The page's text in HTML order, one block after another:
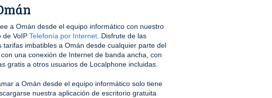
a Omán desde el equipo informático con nuestro
de VoIP Telefonía por Internet . Disfrute de las
tarifas imbatibles a Omán desde cualquier parte del
una conexión de Internet de banda ancha, con
gratis a otros usuarios de Localphone incluidas.
a Omán desde el equipo informático solo tiene
nuestra aplicación de escritorio gratuita